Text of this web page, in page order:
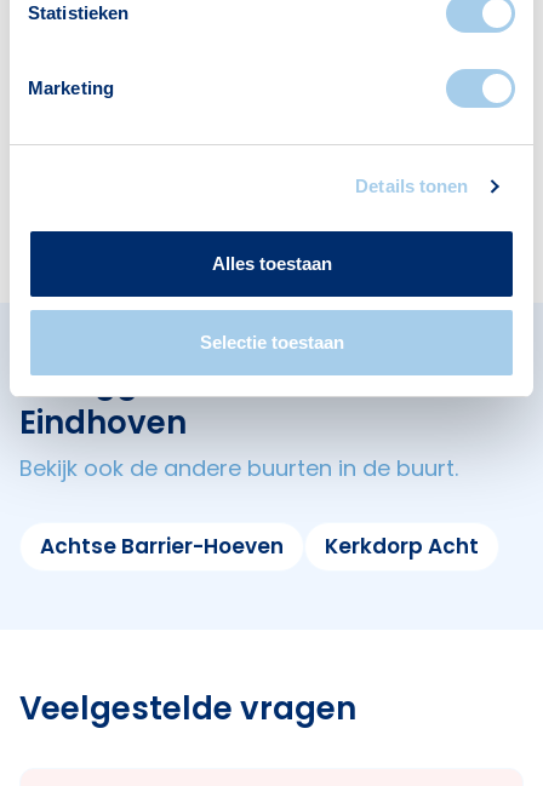
Statistieken
Marketing
Details tonen
Alles toestaan
Selectie toestaan
Deze wijk heeft het allemaal voor je. Zo vind je
1
Apotheken
1
Omliggende buurten in
Eindhoven
Bekijk ook de andere buurten in de buurt.
Achtse Barrier-Hoeven Kerkdorp Acht
Veelgestelde vragen